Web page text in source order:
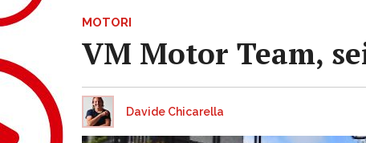
MOTORI
VM Motor Team,
Davide Chicarella